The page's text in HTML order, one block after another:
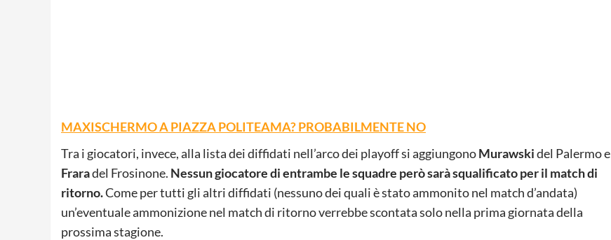
MAXISCHERMO A PIAZZA POLITEAMA? PROBABILMENTE NO
Tra i giocatori, invece, alla lista dei diffidati nell’arco dei playoff si aggiungonoMurawskidel Palermo e
Fraradel Frosinone. Nessun giocatore di entrambe le squadre però sarà squalificato per il match di
ritorno.Come per tutti gli altri diffidati (nessuno dei quali è stato ammonito nel match d’andata)
un’eventuale ammonizione nel match di ritorno verrebbe scontata solo nella prima giornata della
prossima stagione.